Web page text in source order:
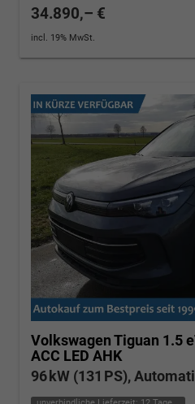
34.890,– €
incl. 19% MwSt.
Volkswagen Tiguan 1.5
ACC LED AHK
96 kW (131 PS),